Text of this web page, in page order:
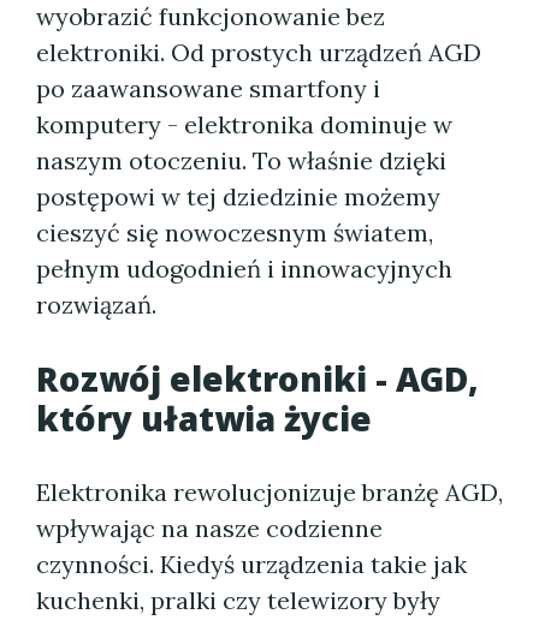
wyobrazić funkcjonowanie bez
elektroniki. Od prostych urządzeń AGD
po zaawansowane smartfony i
komputery - elektronika dominuje w
naszym otoczeniu. To właśnie dzięki
postępowi w tej dziedzinie możemy
cieszyć się nowoczesnym światem,
pełnym udogodnień i innowacyjnych
rozwiązań.
Rozwój elektroniki - AGD,
który ułatwia życie
Elektronika rewolucjonizuje branżę AGD,
wpływając na nasze codzienne
czynności. Kiedyś urządzenia takie jak
kuchenki, pralki czy telewizory były